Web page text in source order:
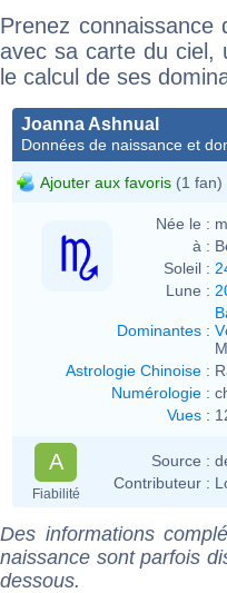
Prenez
avec sa carte du ciel,
le calcul de ses
Joanna Ashnual
Données de naissance et
Ajouter aux favoris (1 fan)
Née le :
à :
Soleil :
Lune :
Dominantes :
Astrologie Chinoise :
Numérologie :
Vues :
A
Fiabilité
Source :
Contributeur :
Des informations
naissance sont parfois
dessous.